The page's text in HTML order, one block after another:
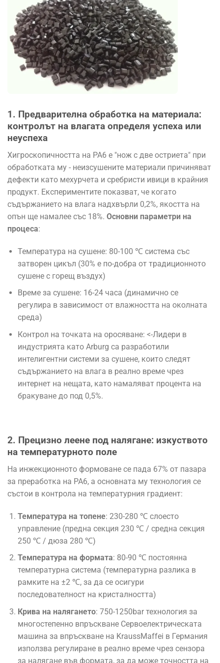
1. Предварителна обработка на материала:
контролът на влагата определя успеха или
неуспеха
Хигроскопичността на PA6 е "нож с две остриета" при
обработката му - неизсушените материали причиняват
дефекти като мехурчета и сребристи ивици в крайния
продукт. Експериментите показват, че когато
съдържанието на влага надхвърли 0,2%, якостта на
опън ще намалее със 18%. Основни параметри на
процеса:
Температура на сушене: 80-100 ℃ система със
затворен цикъл (30% е по-добра от традиционното
сушене с горещ въздух)
Време за сушене: 16-24 часа (динамично се
регулира в зависимост от влажността на околната
среда)
Контрол на точката на оросяване: <-Лидери в
индустрията като Arburg са разработили
интелигентни системи за сушене, които следят
съдържанието на влага в реално време чрез
интернет на нещата, като намаляват процента на
бракуване до под 0,5%.
2. Прецизно леене под налягане: изкуството
на температурното поле
На инжекционното формоване се пада 67% от пазара
за преработка на PA6, а основната му технология се
състои в контрола на температурния градиент:
Температура на топене: 230-280 ℃ слоесто
управление (предна секция 230 ℃ / средна секция
250 ℃ / дюза 280 ℃)
Температура на формата: 80-90 ℃ постоянна
температурна система (температурна разлика в
рамките на ±2 ℃, за да се осигури
последователност на кристалността)
Крива на налягането: 750-1250bar технология за
многостепенно впръскване Сервоелектрическата
машина за впръскване на KraussMaffei в Германия
използва регулиране в реално време чрез сензора
за налягане във формата, за да може точността на